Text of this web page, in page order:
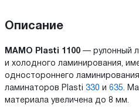
Описание
МАМО Plasti 1100 — рулонный
и холодного ламинирования,
одностороннего
ламинаторов Plasti 330 и 635.
материала увеличена до 8 мм.